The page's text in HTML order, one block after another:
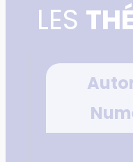
LES